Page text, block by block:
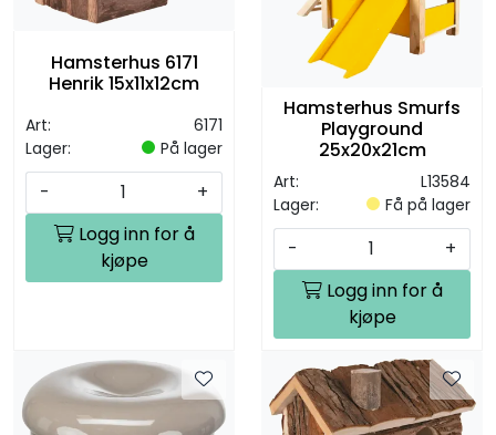
Hamsterhus 6171
Henrik 15x11x12cm
Art:
6171
Lager:
På lager
-
+
Logg inn for å
kjøpe
Hamsterhus Smurfs
Playground
25x20x21cm
Art:
L13584
Lager:
Få på lager
-
+
Logg inn for å
kjøpe